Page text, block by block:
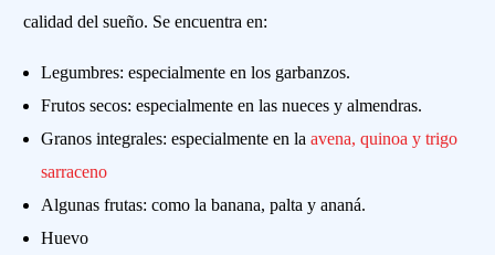
calidad del sueño. Se encuentra en:
Legumbres: especialmente en los garbanzos.
Frutos secos: especialmente en las nueces y almendras.
Granos integrales: especialmente en laavena, quinoa y trigo
sarraceno
Algunas frutas: como la banana, palta y ananá.
Huevo